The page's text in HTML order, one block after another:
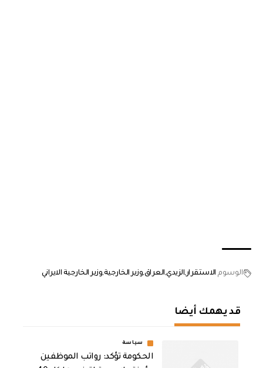
الوسوم الاستقرار الزيدي العراقوزير الخارجيةوزير الخارجية الايراني
قد يهمك أيضا
سياسة
الحكومة تؤكد: رواتب الموظفين